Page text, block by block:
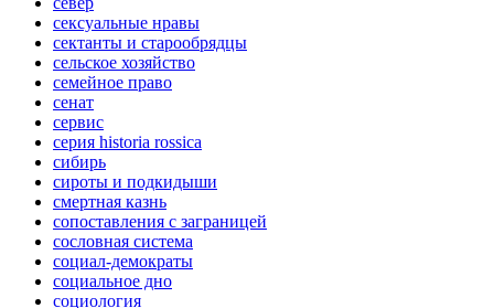
сексуальные нравы
сектанты и старообрядцы
сельское хозяйство
семейное право
сенат
сервис
серия historia rossica
сибирь
сироты и подкидыши
смертная казнь
сопоставления с заграницей
сословная система
социал-демократы
социальное дно
социология